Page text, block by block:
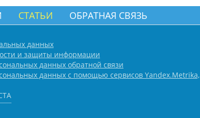
СТАТЬИ ОБРАТНАЯ СВЯЗЬ
данных
и защиты информации
данных обратной связи
данных с помощью сервисов Yandex.Metrika,